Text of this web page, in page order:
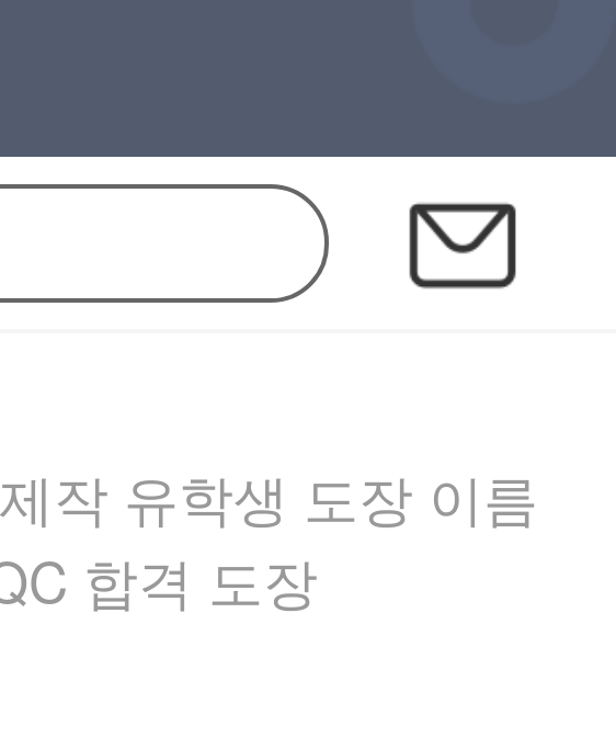
작 유학생 도장 이름
합격 도장